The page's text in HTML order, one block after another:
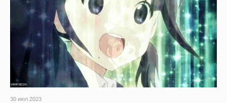
30 июл 2023